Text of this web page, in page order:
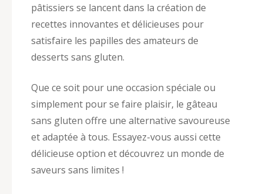
pâtissiers se lancent dans la création de
recettes innovantes et délicieuses pour
satisfaire les papilles des amateurs de
desserts sans gluten.
Que ce soit pour une occasion spéciale ou
simplement pour se faire plaisir, le gâteau
sans gluten offre une alternative savoureuse
et adaptée à tous. Essayez-vous aussi cette
délicieuse option et découvrez un monde de
saveurs sans limites !